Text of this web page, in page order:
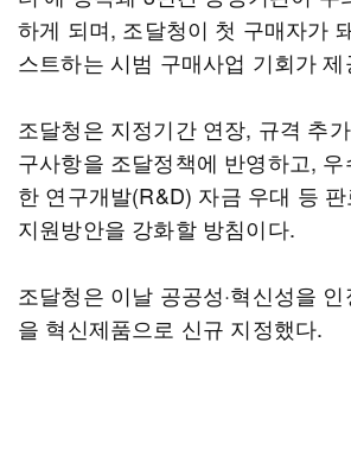
하게 되며, 조달청이 첫 구매자가
스트하는 시범 구매사업 기회가 제
조달청은 지정기간 연장, 규격 추
구사항을 조달정책에 반영하고,
한 연구개발(R&D) 자금 우대 등
지원방안을 강화할 방침이다.
조달청은 이날 공공성·혁신성을
을 혁신제품으로 신규 지정했다.